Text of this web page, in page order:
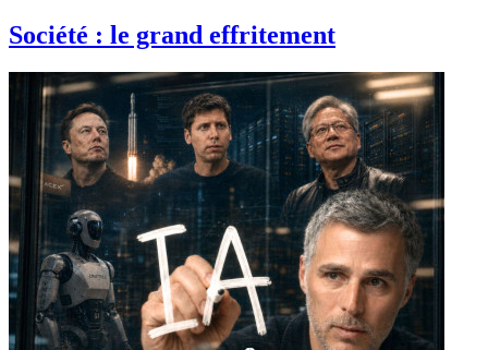
Société : le grand effritement